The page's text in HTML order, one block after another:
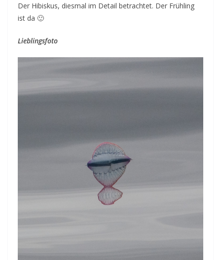
Der Hibiskus, diesmal im Detail betrachtet. Der Frühling
ist da 🙂
Lieblingsfoto